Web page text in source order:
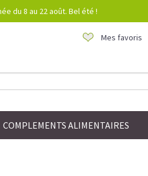
du 8 au 22 août. Bel été !
Mes favoris
COMPLEMENTS ALIMENTAIRES